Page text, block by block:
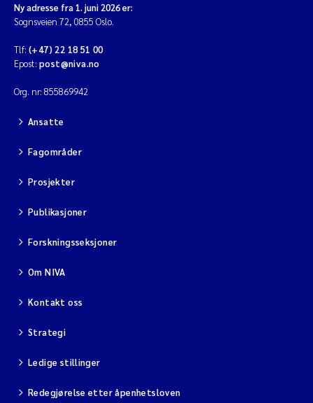
Ny adresse fra 1. juni 2026 er:
Sognsveien 72, 0855 Oslo.
Tlf: (+47) 22 18 51 00
Epost: post@niva.no
Org. nr: 855869942
Ansatte
Fagområder
Prosjekter
Publikasjoner
Forskningsseksjoner
Om NIVA
Kontakt oss
Strategi
Ledige stillinger
Redegjørelse etter åpenhetsloven